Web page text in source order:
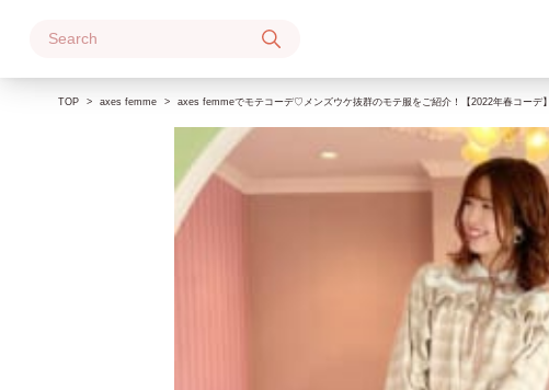
TOP axes femme axes femmeでモテコーデ♡メンズウケ抜群のモテ服をご紹介！【2022年春コーデ】